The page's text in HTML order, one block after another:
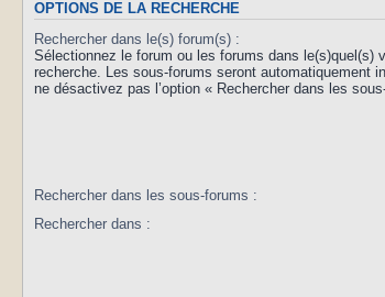
OPTIONS DE LA RECHERCHE
Rechercher dans le(s) forum(s) :
Sélectionnez le forum ou les forums dans le(s)quel(s)
recherche. Les sous-forums seront automatiquement
ne désactivez pas l’option « Rechercher dans les
Rechercher dans les sous-forums :
Rechercher dans :